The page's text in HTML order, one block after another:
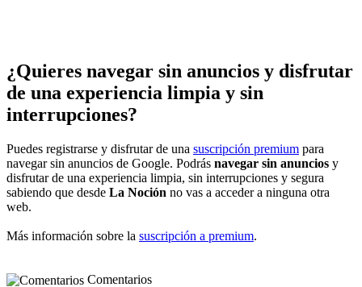
¿Quieres navegar sin anuncios y disfrutar
de una experiencia limpia y sin
interrupciones?
Puedes registrarse y disfrutar de una suscripción premium para
navegar sin anuncios de Google. Podrás navegar sin anuncios y
disfrutar de una experiencia limpia, sin interrupciones y segura
sabiendo que desde La Noción no vas a acceder a ninguna otra
web.
Más información sobre la suscripción a premium.
Comentarios